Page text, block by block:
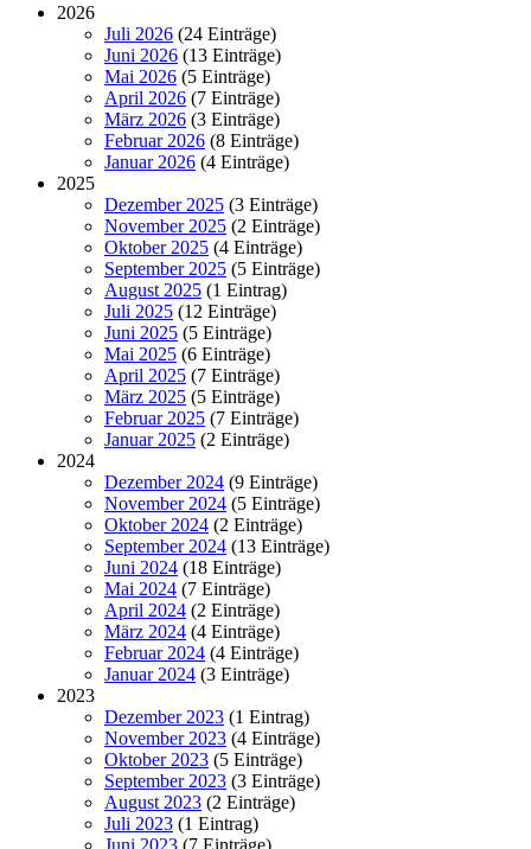
2026
Juli 2026 (24 Einträge)
Juni 2026 (13 Einträge)
Mai 2026 (5 Einträge)
April 2026 (7 Einträge)
März 2026 (3 Einträge)
Februar 2026 (8 Einträge)
Januar 2026 (4 Einträge)
2025
Dezember 2025 (3 Einträge)
November 2025 (2 Einträge)
Oktober 2025 (4 Einträge)
September 2025 (5 Einträge)
August 2025 (1 Eintrag)
Juli 2025 (12 Einträge)
Juni 2025 (5 Einträge)
Mai 2025 (6 Einträge)
April 2025 (7 Einträge)
März 2025 (5 Einträge)
Februar 2025 (7 Einträge)
Januar 2025 (2 Einträge)
2024
Dezember 2024 (9 Einträge)
November 2024 (5 Einträge)
Oktober 2024 (2 Einträge)
September 2024 (13 Einträge)
Juni 2024 (18 Einträge)
Mai 2024 (7 Einträge)
April 2024 (2 Einträge)
März 2024 (4 Einträge)
Februar 2024 (4 Einträge)
Januar 2024 (3 Einträge)
2023
Dezember 2023 (1 Eintrag)
November 2023 (4 Einträge)
Oktober 2023 (5 Einträge)
September 2023 (3 Einträge)
August 2023 (2 Einträge)
Juli 2023 (1 Eintrag)
Juni 2023 (7 Einträge)